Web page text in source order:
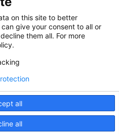
de l'innovation
et fournissons avec
innovantes pour tous les
on this site to better
give your consent to all or
them all. For more
all
all